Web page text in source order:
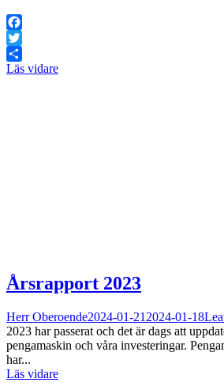
Facebook
Twitter
Dela
Läs vidare
Årsrapport 2023
Herr Oberoende2024-01-21 2024-01-18
2023 har passerat och det är dags att
pengamaskin och våra investeringar.
har...
Läs vidare